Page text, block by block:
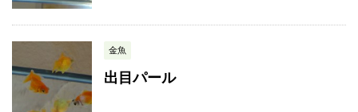
金魚
出目パール